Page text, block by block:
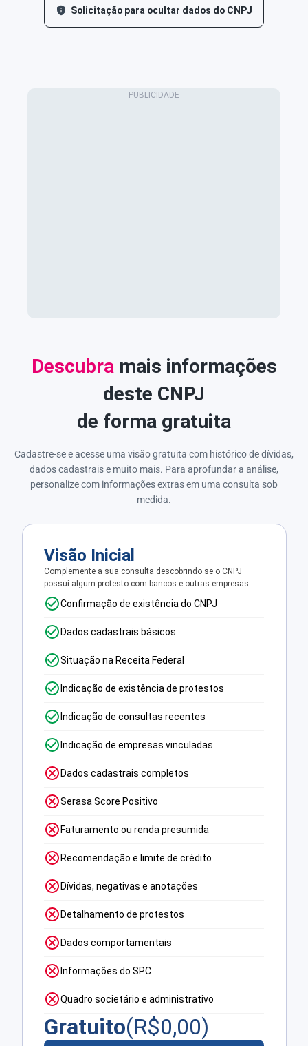
Solicitação para ocultar dados do CNPJ
Descubra mais informações
deste CNPJ
de forma gratuita
Cadastre-se e acesse uma visão gratuita com histórico de dívidas,
dados cadastrais e muito mais. Para aprofundar a análise,
personalize com informações extras em uma consulta sob
medida.
Visão Inicial
Complemente a sua consulta descobrindo se o CNPJ
possui algum protesto com bancos e outras empresas.
Confirmação de existência do CNPJ
Dados cadastrais básicos
Situação na Receita Federal
Indicação de existência de protestos
Indicação de consultas recentes
Indicação de empresas vinculadas
Dados cadastrais completos
Serasa Score Positivo
Faturamento ou renda presumida
Recomendação e limite de crédito
Dívidas, negativas e anotações
Detalhamento de protestos
Dados comportamentais
Informações do SPC
Quadro societário e administrativo
Gratuito(R$0,00)